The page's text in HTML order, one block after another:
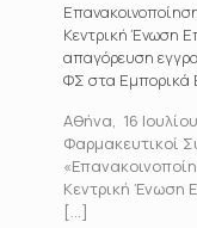
Κεντρική Ένωση
απαγόρευση
ΦΣ στα Εμπορικά
Αθήνα, 16
Φαρμακευτικοί
Κεντρική Ένωση
[…]